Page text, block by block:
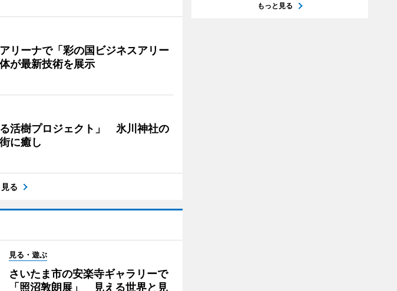
リーナで「彩の国ビジネスアリー
が最新技術を展示
活樹プロジェクト」 氷川神社の
に癒し
る
見る・遊ぶ
さいたま市の安楽寺ギャラリーで
「照沼敦朗展」 見える世界と見
もっと見る